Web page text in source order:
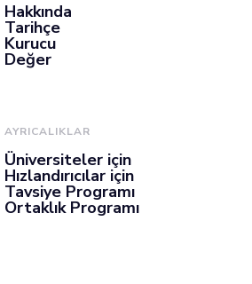
Hakkında
Tarihçe
Kurucu
Değer
AYRICALIKLAR
Üniversiteler için
Hızlandırıcılar için
Tavsiye Programı
Ortaklık Programı